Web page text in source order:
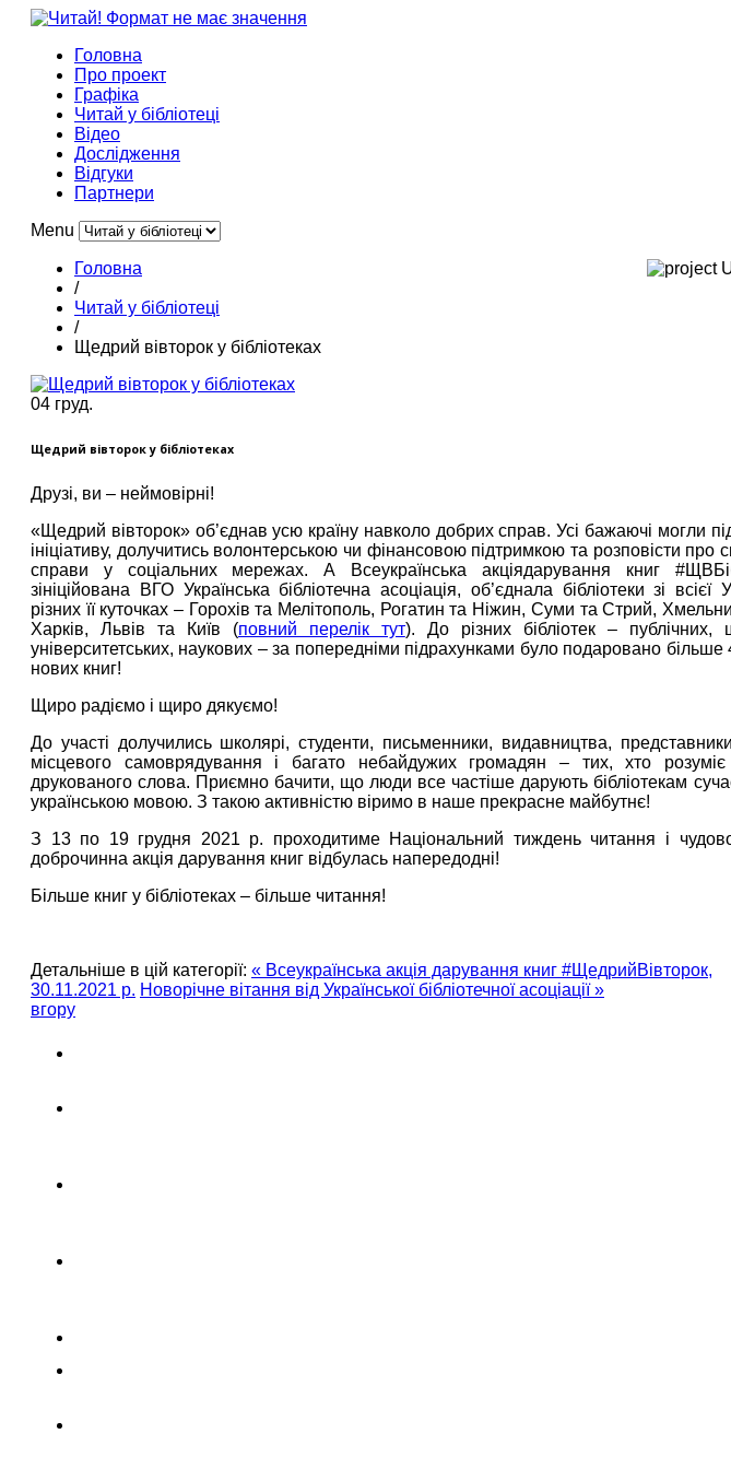
Головна
Про проект
Графіка
Читай у бібліотеці
Відео
Дослідження
Відгуки
Партнери
Menu
Головна
/
Читай у бібліотеці
/
Щедрий вівторок у бібліотеках
04 груд.
Щедрий вівторок у бібліотеках
Друзі, ви ‒ неймовірні!
«Щедрий вівторок» об’єднав усю країну навколо добрих справ. Усі бажаючі могли
ініціативу, долучитись волонтерською чи фінансовою підтримкою та розповісти про
справи у соціальних мережах. А Всеукраїнська акціядарування книг
зініційована ВГО Українська бібліотечна асоціація, об’єднала бібліотеки зі всієї
різних її куточках – Горохів та Мелітополь, Рогатин та Ніжин, Суми та Стрий,
Харків, Львів та Київ (повний перелік тут). До різних бібліотек ‒ публічних,
університетських, наукових ‒ за попередніми підрахунками було подаровано більше
нових книг!
Щиро радіємо і щиро дякуємо!
До участі долучились школярі, студенти, письменники, видавництва,
місцевого самоврядування і багато небайдужих громадян ‒ тих, хто розуміє
друкованого слова. Приємно бачити, що люди все частіше дарують бібліотекам
українською мовою. З такою активністю віримо в наше прекрасне майбутнє!
З 13 по 19 грудня 2021 р. проходитиме Національний тиждень читання і
доброчинна акція дарування книг відбулась напередодні!
Більше книг у бібліотеках ‒ більше читання!
Детальніше в цій категорії: « Всеукраїнська акція дарування книг #ЩедрийВівторок,
30.11.2021 р. Новорічне вітання від Української бібліотечної асоціації »
вгору